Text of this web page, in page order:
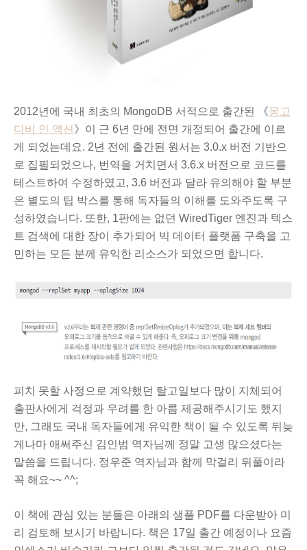
2012년에 국내 최초의 MongoDB 서적으로 출간된 《몽고
디비 인 액션 》이 근 6년 만에 전면 개정되어 출간에 이르
게 되었는데요. 2년 전에 출간된 원서는 3.0.x 버전 기반으
로 집필되 었으나, 번역을 거치면서 3.6.x 버전으로 코드를
테스트하여 수정하였고, 3.6 버전과 달라 유의해야 할 부분
은 별도의 팁 박스를 통해 독자들의 이해를 도와주도록 구
성하였습니다. 또한, 1판에는 없던 WiredTiger 엔진과 텍스
트 검색에 대한 장이 추가되어 빅 데이터 플랫폼 구축을 고
민하는 모든 분께 유익한 리소스가 되었으면 합니다.
피치 못할 사정으로 계약했던 탈고일보다 많이 지체되어
출판사에게 걱정과 우려를 한 아름 제공해주시기도 했지
만, 그래도 국내 독자들에게 유익한 책이 될 수 있도록 뒤늦
게나마 애써주신 김인범 역자님께 정말 고생 많으셨다는
말씀을 드립니다. 정우준 역자님과 함께 막걸리 뒤풀이라
꼭 해요~~ ^^;
이 책에 관심 있는 분들은 아래의 샘플 PDF를 다운받아 미
리 검토해 보시기 바랍니다. 책은 17일 출간 예정이나 요즘